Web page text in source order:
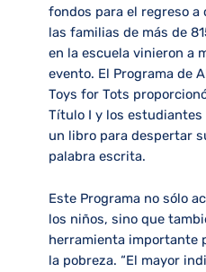
fondos para el regreso a
las familias de más de
en la escuela vinieron a
evento. El Programa de
Toys for Tots
Título I y los
un libro para despertar
palabra escrita.
Este Programa no sólo
los niños, sino que
herramienta importante
la pobreza. “El mayor